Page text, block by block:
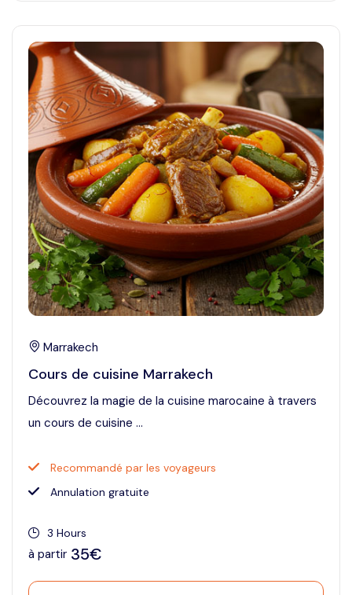
Marrakech
Cours de cuisine Marrakech
Découvrez la magie de la cuisine marocaine à travers
un cours de cuisine ...
Recommandé par les voyageurs
Annulation gratuite
3 Hours
à partir 35€